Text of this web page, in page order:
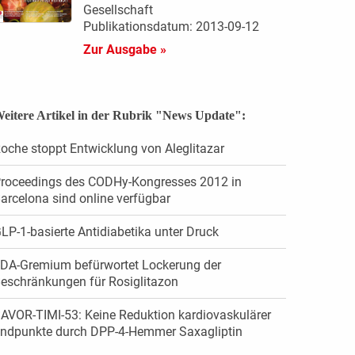
Gesellschaft
Publikationsdatum: 2013-09-12
Zur Ausgabe »
Artikel in der Rubrik "News Update":
stoppt Entwicklung von Aleglitazar
des CODHy-Kongresses 2012 in
sind online verfügbar
1-basierte Antidiabetika unter Druck
Gremium befürwortet Lockerung der
für Rosiglitazon
TIMI-53: Keine Reduktion kardiovaskulärer
durch DPP-4-Hemmer Saxagliptin